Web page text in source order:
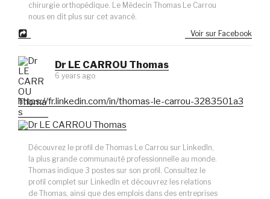
chirurgie orthopédique. Le Médecin Thomas Le Carrou
nous en dit plus sur cet avancé.
Voir sur Facebook
Dr LE CARROU Thomas
6 years ago
https://fr.linkedin.com/in/thomas-le-carrou-3283501a3
Découvrez le profil de Thomas Le Carrou sur LinkedIn,
la plus grande communauté professionnelle au monde.
Thomas indique 3 postes sur son profil. Consultez le
profil complet sur LinkedIn et découvrez les relations
de Thomas, ainsi que des emplois dans des entreprises